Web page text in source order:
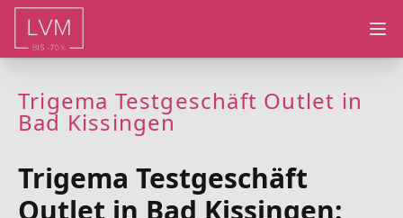
Trigema Testgeschäft Outlet in
Bad Kissingen
Trigema Testgeschäft
Outlet in Bad Kissingen: